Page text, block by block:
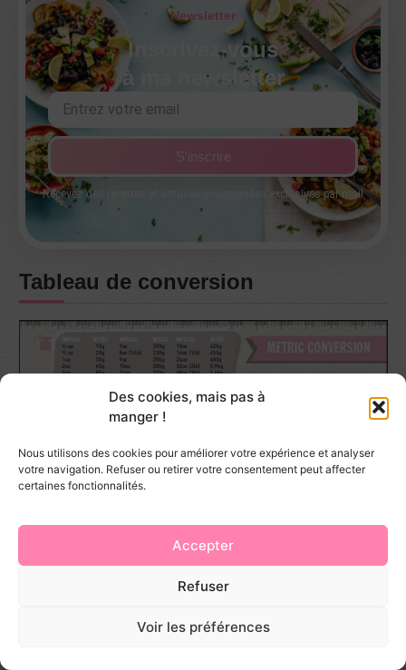
Des cookies, mais pas à
manger !
Nous utilisons des cookies pour améliorer votre expérience et analyser
votre navigation. Refuser ou retirer votre consentement peut affecter
certaines fonctionnalités.
Accepter
Refuser
Voir les préférences
Newsletter
Inscrivez-vous
à ma newsletter
S'inscrire
Recevez des recettes et astuces gourmandes exclusives par mail
Tableau de conversion